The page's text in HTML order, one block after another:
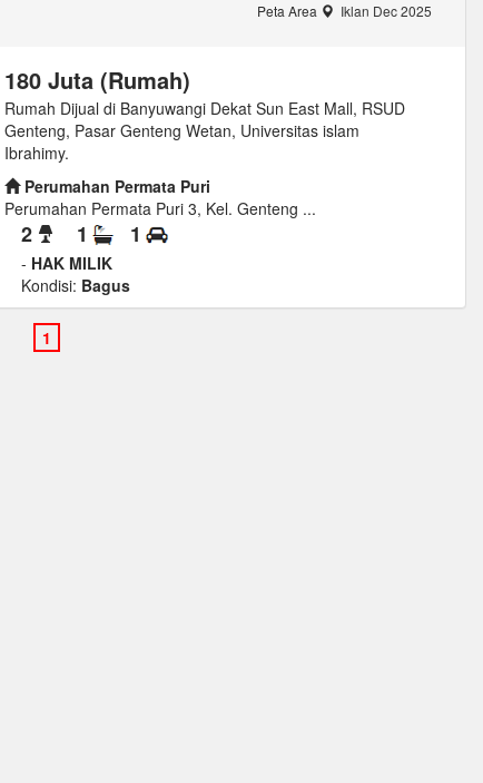
Peta Area Iklan Dec 2025
180 Juta (Rumah)
Rumah Dijual di Banyuwangi Dekat Sun East Mall, RSUD
Genteng, Pasar Genteng Wetan, Universitas islam
Ibrahimy.
Perumahan Permata Puri
Perumahan Permata Puri 3, Kel. Genteng ...
2 1 1
- HAK MILIK
Kondisi: Bagus